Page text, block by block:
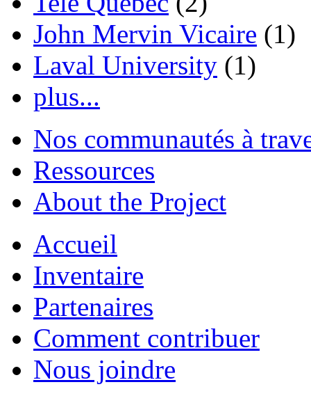
John Mervin Vicaire (1)
Laval University (1)
plus...
Nos communautés à
Ressources
About the Project
Accueil
Inventaire
Partenaires
Comment contribuer
Nous joindre